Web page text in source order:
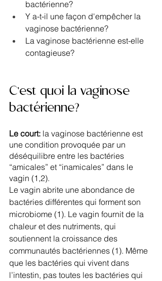
bactérienne?
Y a-t-il une façon d'empêcher la
vaginose bactérienne?
La vaginose bactérienne est-elle
contagieuse?
C’est quoi la vaginose
bactérienne?
Le court: la vaginose bactérienne est
une condition provoquée par un
déséquilibre entre les bactéries
“amicales” et “inamicales” dans le
vagin (1,2).
Le vagin abrite une abondance de
bactéries différentes qui forment son
microbiome (1). Le vagin fournit de la
chaleur et des nutriments, qui
soutiennent la croissance des
communautés bactériennes (1). Même
que les bactéries qui vivent dans
l’intestin, pas toutes les bactéries qui